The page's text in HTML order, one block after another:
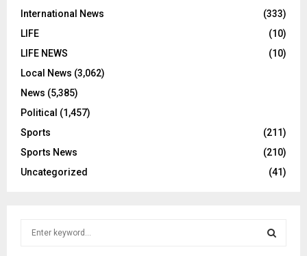
International News
(333)
LIFE
(10)
LIFE NEWS
(10)
Local News (3,062)
News (5,385)
Political (1,457)
Sports
(211)
Sports News
(210)
Uncategorized
(41)